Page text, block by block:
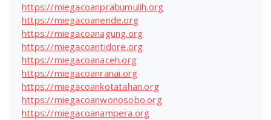
https://miegacoanprabumulih.org
https://miegacoanende.org
https://miegacoanagung.org
https://miegacoantidore.org
https://miegacoanaceh.org
https://miegacoanranai.org
https://miegacoankotatahan.org
https://miegacoanwonosobo.org
https://miegacoanampera.org